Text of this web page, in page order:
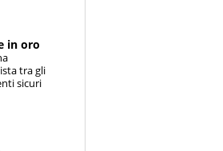
in oro
tra gli
sicuri